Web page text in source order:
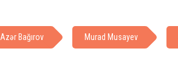
Azər Bağırov Murad Musayev